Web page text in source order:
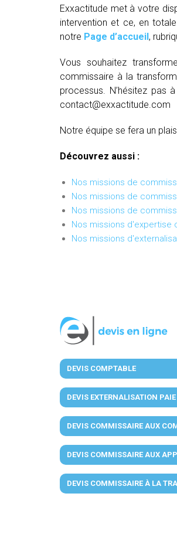
Exxactitude met à votre
intervention et ce, en
notre Page d’accueil,
Vous souhaitez
commissaire à la
processus. N’hésitez pas
contact@exxactitude.com
Notre équipe se fera un
Découvrez aussi :
Nos missions de
Nos missions de
Nos missions de
Nos missions d'expertise
Nos missions
DEVIS COMPTABLE
DEVIS EXTERNALISATION PAIE
DEVIS COMMISSAIRE AUX
DEVIS COMMISSAIRE AUX
DEVIS COMMISSAIRE À LA